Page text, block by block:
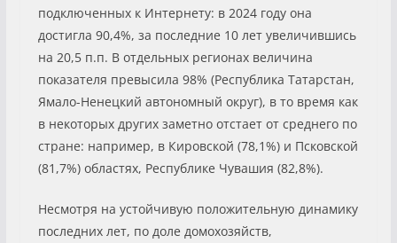
подключенных к Интернету: в 2024 году она
достигла 90,4%, за последние 10 лет увеличившись
на 20,5 п.п. В отдельных регионах величина
показателя превысила 98% (Республика Татарстан,
Ямало-Ненецкий автономный округ), в то время как
в некоторых других заметно отстает от среднего по
стране: например, в Кировской (78,1%) и Псковской
(81,7%) областях, Республике Чувашия (82,8%).
Несмотря на устойчивую положительную динамику
последних лет, по доле домохозяйств,